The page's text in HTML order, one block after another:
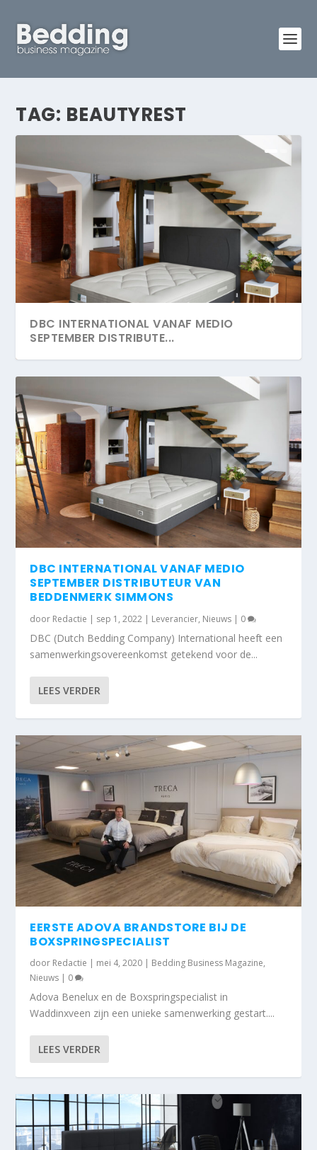
TAG: BEAUTYREST
DBC INTERNATIONAL VANAF MEDIO
SEPTEMBER DISTRIBUTE...
EERSTE ADOVA BRANDSTORE BIJ DE
BOXSPRINGSPECIALIST
DBC INTERNATIONAL VANAF MEDIO
SEPTEMBER DISTRIBUTEUR VAN
BEDDENMERK SIMMONS
door Redactie | sep 1, 2022 | Leverancier, Nieuws | 0
DBC (Dutch Bedding Company) International heeft een
samenwerkingsovereenkomst getekend voor de...
LEES VERDER
EERSTE ADOVA BRANDSTORE BIJ DE
BOXSPRINGSPECIALIST
door Redactie | mei 4, 2020 | Bedding Business Magazine,
Nieuws | 0
Adova Benelux en de Boxspringspecialist in
Waddinxveen zijn een unieke samenwerking gestart....
LEES VERDER